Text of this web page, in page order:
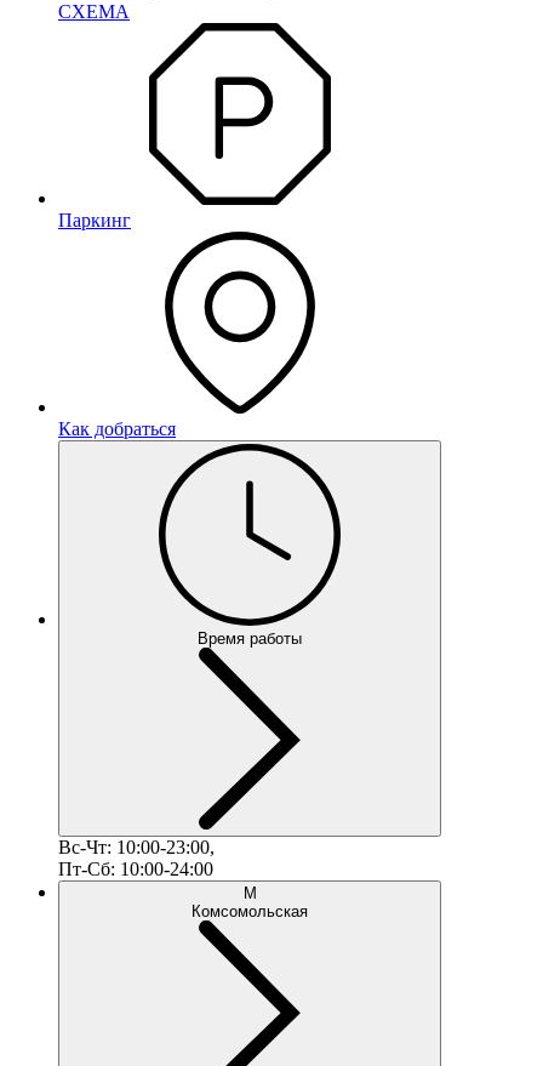
СХЕМА
Паркинг
Как добраться
Время работы
Вс-Чт: 10:00-23:00,
Пт-Сб: 10:00-24:00
М
Комсомольская